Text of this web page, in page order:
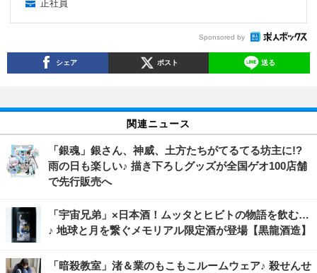
正社員
Sponsored by
シェア ポスト 送る
関連ニュース
「銀魂」銀さん、神威、土方たちがてるてる坊主に!?
雨の日も楽しい♪ 描き下ろしグッズが全国ゲオ100店舗
で先行販売へ
「宇宙兄弟」×日本酒！ムッタとヒビトの物語を飲む…
♪ 地球と月を繋ぐメモリアル限定酒が登場【黒龍酒造】
「暗殺教室」渚＆業のもこもこルームウェア♪ 殺せんせ